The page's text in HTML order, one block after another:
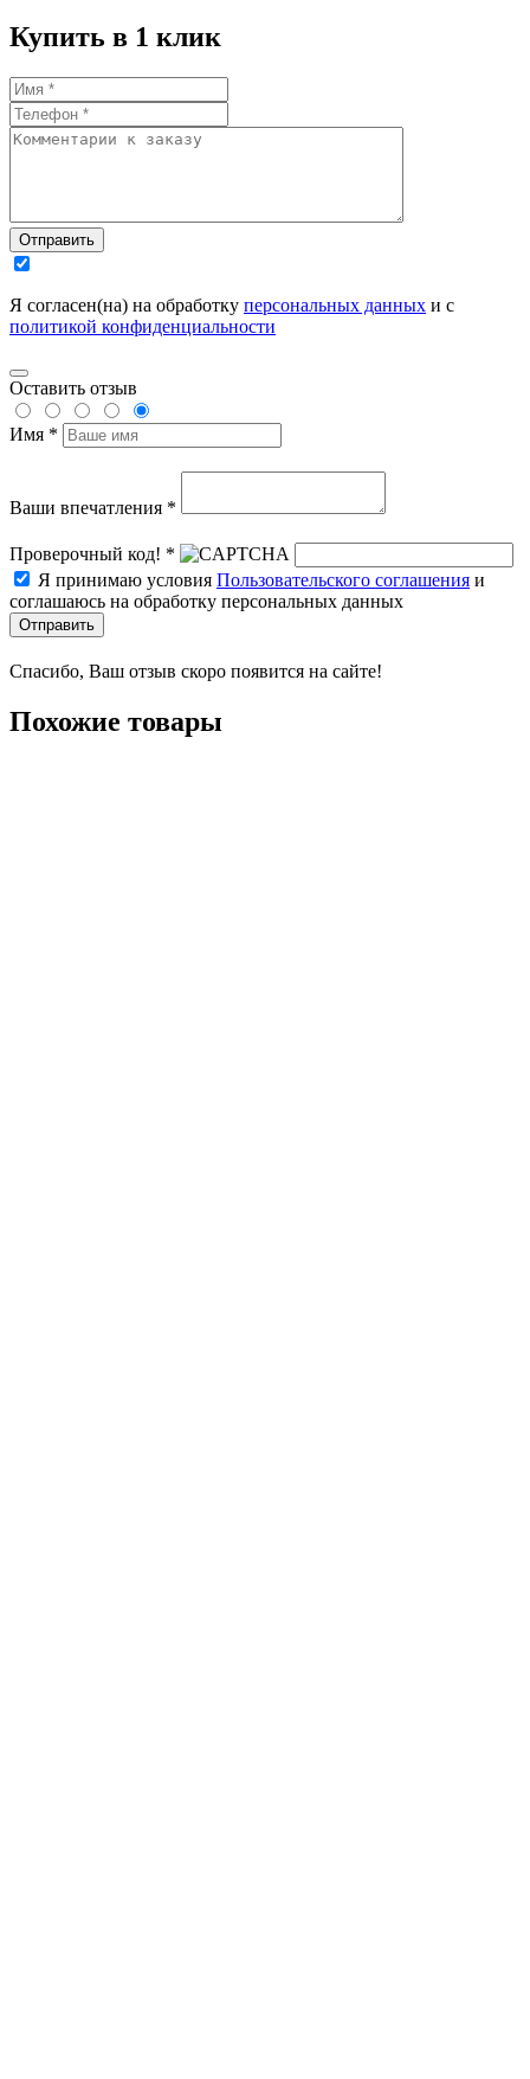
Купить в 1 клик
Отправить
Я согласен(на) на обработку персональных данных и с
политикой конфиденциальности
Оставить отзыв
Имя *
Ваши впечатления *
Проверочный код! *
Я принимаю условия Пользовательского соглашения и
соглашаюсь на обработку персональных данных
Отправить
Спасибо, Ваш отзыв скоро появится на сайте!
Похожие товары